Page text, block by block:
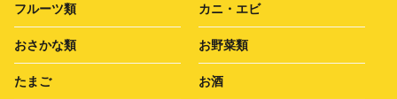
フルーツ類 カニ・エビ
おさかな類 お野菜類
たまご お酒